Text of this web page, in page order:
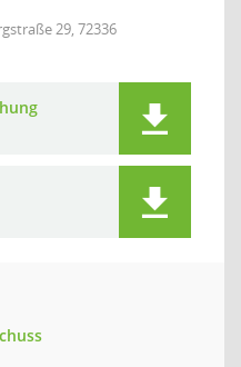
29, 72336